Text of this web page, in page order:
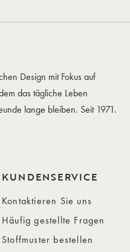
Design mit Fokus auf
das tägliche Leben
lange bleiben. Seit 1971.
KUNDENSERVICE
Kontaktieren Sie uns
Häufig gestellte Fragen
Stoffmuster bestellen